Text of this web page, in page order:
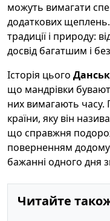
можуть вимагати
додаткових
традиції і природу:
досвід багатшим і
Історія цього
що мандрівки
них вимагають часу.
країни, яку він
що справжня
поверненням
бажанні одного дня
Читайте